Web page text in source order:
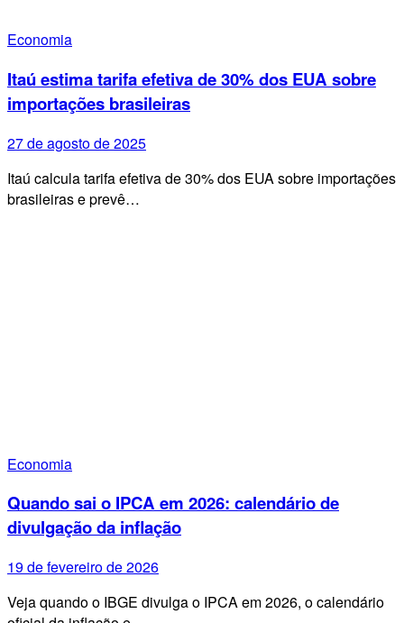
Economia
Itaú estima tarifa efetiva de 30% dos EUA sobre
importações brasileiras
27 de agosto de 2025
Itaú calcula tarifa efetiva de 30% dos EUA sobre importações
brasileiras e prevê…
Economia
Quando sai o IPCA em 2026: calendário de
divulgação da inflação
19 de fevereiro de 2026
Veja quando o IBGE divulga o IPCA em 2026, o calendário